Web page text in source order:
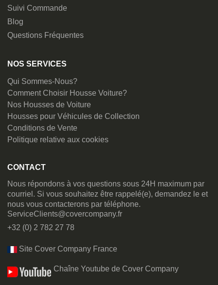
Suivi Commande
Blog
Questions Fréquentes
NOS SERVICES
Qui Sommes-Nous?
Comment Choisir Housse Voiture?
Nos Housses de Voiture
Housses pour Véhicules de Collection
Conditions de Vente
Politique relative aux cookies
CONTACT
Nous répondons à vos questions sous 24H maximum par
courriel. Si vous souhaitez être rappelé(e), demandez le et
nous vous contacterons par téléphone.
ServiceClients@covercompany.fr
+32 (0) 2 782 27 78
Site Cover Company France
Chaîne Youtube de Cover Company